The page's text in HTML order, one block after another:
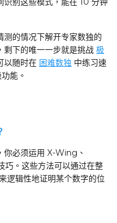
的情况下解开专家数独的
剩下的唯一一步就是挑战 极
以随时在 困难数独 中练习速
能。
你必须运用 X-Wing、
。这些方法可以通过在整
逻辑性地证明某个数字的位